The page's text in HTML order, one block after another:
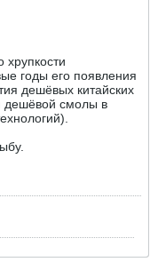
годы его появления
дешёвых китайских
дешёвой смолы в